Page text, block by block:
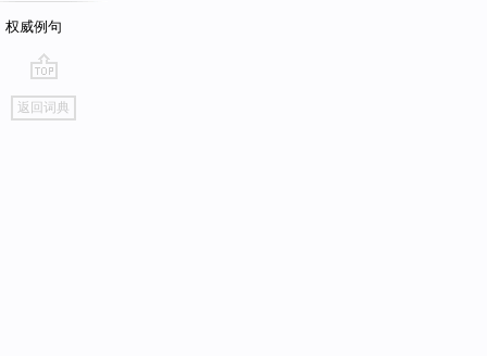
权威例句
go
top
返回词典